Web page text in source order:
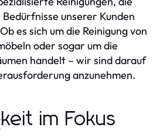
unserer Kunden
es sich um die Reinigung von
oder sogar um die
handelt – wir sind darauf
anzunehmen.
im Fokus